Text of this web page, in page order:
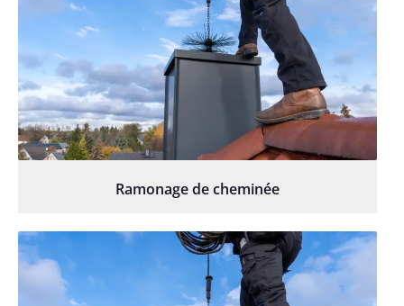
Ramonage de cheminée